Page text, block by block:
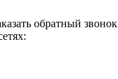
обратный звонок